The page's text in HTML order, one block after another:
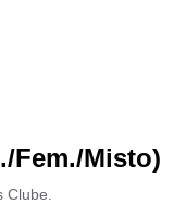
Fem./Misto)